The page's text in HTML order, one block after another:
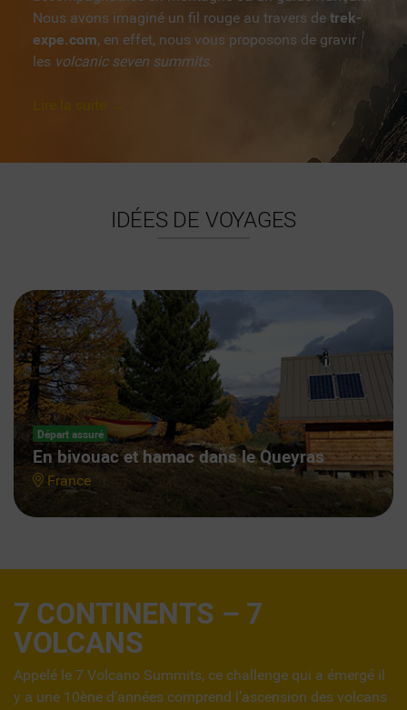
Nous avons imaginé un fil rouge au travers detrek-
expe.com, en effet, nous vous proposons de gravir
les volcanic seven summits.
Lire la suite →
IDÉES DE VOYAGES
Départ assuré
En bivouac et hamac dans le Queyras
France
kili avec
guide
Ascension
elbrouz
7 CONTINENTS – 7
VOLCANS
Appelé le 7 Volcano Summits, ce challenge qui a émergé il
y a une 10ène d’années comprend l’ascension des volcans